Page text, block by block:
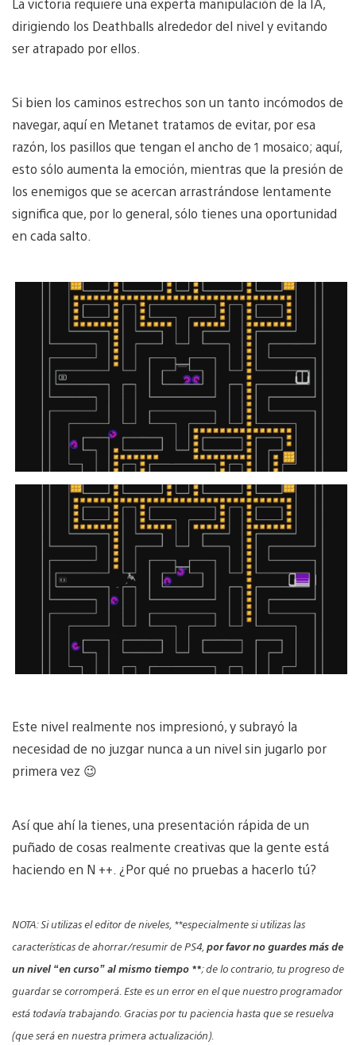
La victoria requiere una experta manipulación de la IA,
dirigiendo los Deathballs alrededor del nivel y evitando
ser atrapado por ellos.
Si bien los caminos estrechos son un tanto incómodos de
navegar, aquí en Metanet tratamos de evitar, por esa
razón, los pasillos que tengan el ancho de 1 mosaico; aquí,
esto sólo aumenta la emoción, mientras que la presión de
los enemigos que se acercan arrastrándose lentamente
significa que, por lo general, sólo tienes una oportunidad
en cada salto.
Este nivel realmente nos impresionó, y subrayó la
necesidad de no juzgar nunca a un nivel sin jugarlo por
primera vez 😉
Así que ahí la tienes, una presentación rápida de un
puñado de cosas realmente creativas que la gente está
haciendo en N ++. ¿Por qué no pruebas a hacerlo tú?
NOTA: Si utilizas el editor de niveles, **especialmente si utilizas las
características de ahorrar/resumir de PS4, por favor no guardes más de
un nivel “en curso” al mismo tiempo **; de lo contrario, tu progreso de
guardar se corromperá. Este es un error en el que nuestro programador
está todavía trabajando. Gracias por tu paciencia hasta que se resuelva
(que será en nuestra primera actualización).